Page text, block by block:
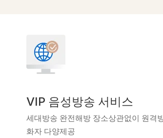
VIP 음성방송 서비스
세대방송 완전해방 장소상관없이 원격
화자 다양제공